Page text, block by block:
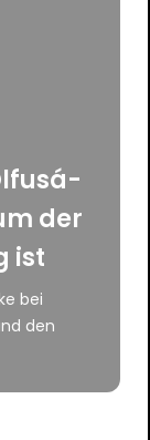
der
ist
bei
den